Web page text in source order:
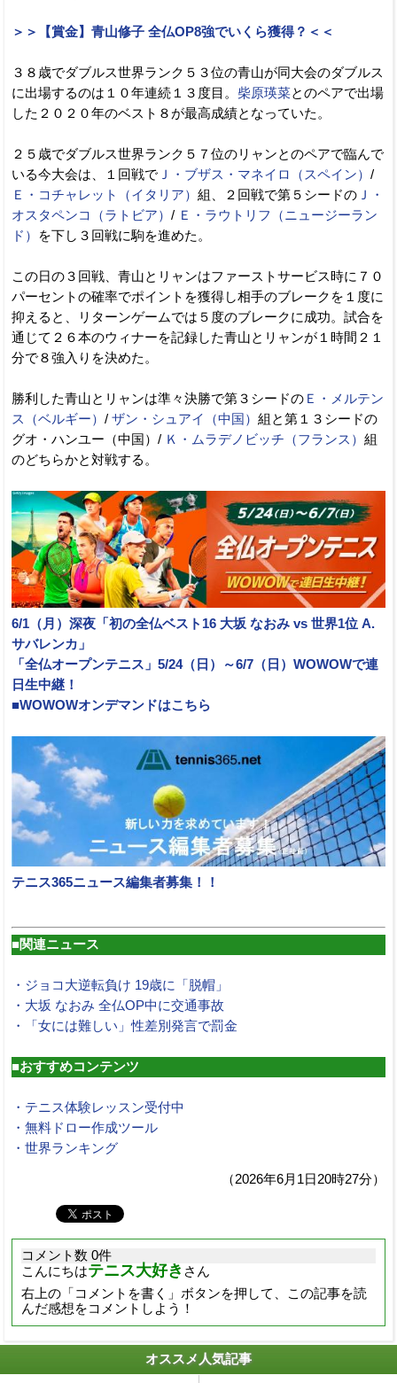
＞＞【賞金】青山修子 全仏OP8強でいくら獲得？＜＜
３８歳でダブルス世界ランク５３位の青山が同大会のダブルス
に出場するのは１０年連続１３度目。 柴原瑛菜とのペアで出場
した２０２０年のベスト８が最高成績となっていた。
２５歳でダブルス世界ランク５７位のリャンとのペアで臨んで
いる今大会は、１回戦で Ｊ・ブザス・マネイロ（スペイン） /
Ｅ・コチャレット（イタリア） 組、２回戦で第５シードの Ｊ・
オスタペンコ（ラトビア） / Ｅ・ラウトリフ（ニュージーラン
ド）
を下し３回戦に駒を進めた。
この日の３回戦、青山とリャンはファーストサービス時に７０
パーセントの確率でポイントを獲得し相手のブレークを１度に
抑えると、リターンゲームでは５度のブレークに成功。試合を
通じて２６本のウィナーを記録した青山とリャンが１時間２１
分で８強入りを決めた。
勝利した青山とリャンは準々決勝で第３シードの Ｅ・メルテン
ス（ベルギー） / ザン・シュアイ（中国） 組と第１３シードの
グオ・ハンユー（中国）/ Ｋ・ムラデノビッチ（フランス） 組
のどちらかと対戦する。
6/1（月）深夜「初の全仏ベスト16 大坂 なおみ vs 世界1位 A.
サバレンカ」
「全仏オープンテニス」5/24（日）～6/7（日）WOWOWで連
日生中継！
■WOWOWオンデマンドはこちら
テニス365ニュース編集者募集！！
■関連ニュース
・ジョコ大逆転負け 19歳に「脱帽」
・大坂 なおみ 全仏OP中に交通事故
・「女には難しい」性差別発言で罰金
■おすすめコンテンツ
・テニス体験レッスン受付中
・無料ドロー作成ツール
・世界ランキング
（2026年6月1日20時27分）
コメント数 0件
こんにちはテニス大好き さん
右上の「コメントを書く」ボタンを押して、この記事を読
んだ感想をコメントしよう！
オススメ人気記事